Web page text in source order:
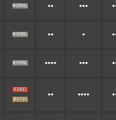
•• •••
•• •
•••• •••
•• ••••